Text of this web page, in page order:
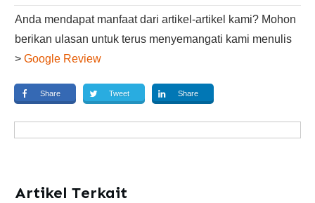
Anda mendapat manfaat dari artikel-artikel kami? Mohon
berikan ulasan untuk terus menyemangati kami menulis
> Google Review
Share Tweet Share
Artikel Terkait